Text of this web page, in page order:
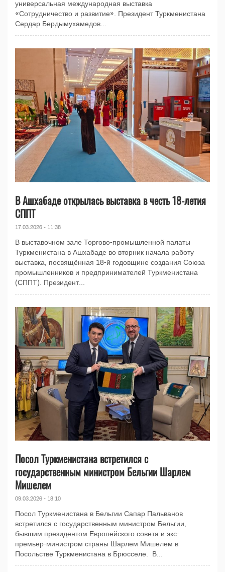
универсальная международная выставка
«Сотрудничество и развитие». Президент Туркменистана
Сердар Бердымухамедов...
В Ашхабаде открылась выставка в честь 18-летия
СППТ
17.03.2026 - 11:38
В выставочном зале Торгово-промышленной палаты
Туркменистана в Ашхабаде во вторник начала работу
выставка, посвящённая 18-й годовщине создания Союза
промышленников и предпринимателей Туркменистана
(СППТ). Президент...
Посол Туркменистана встретился с
государственным министром Бельгии Шарлем
Мишелем
09.03.2026 - 18:10
Посол Туркменистана в Бельгии Сапар Пальванов
встретился с государственным министром Бельгии,
бывшим президентом Европейского совета и экс-
премьер-министром страны Шарлем Мишелем в
Посольстве Туркменистана в Брюсселе. В...